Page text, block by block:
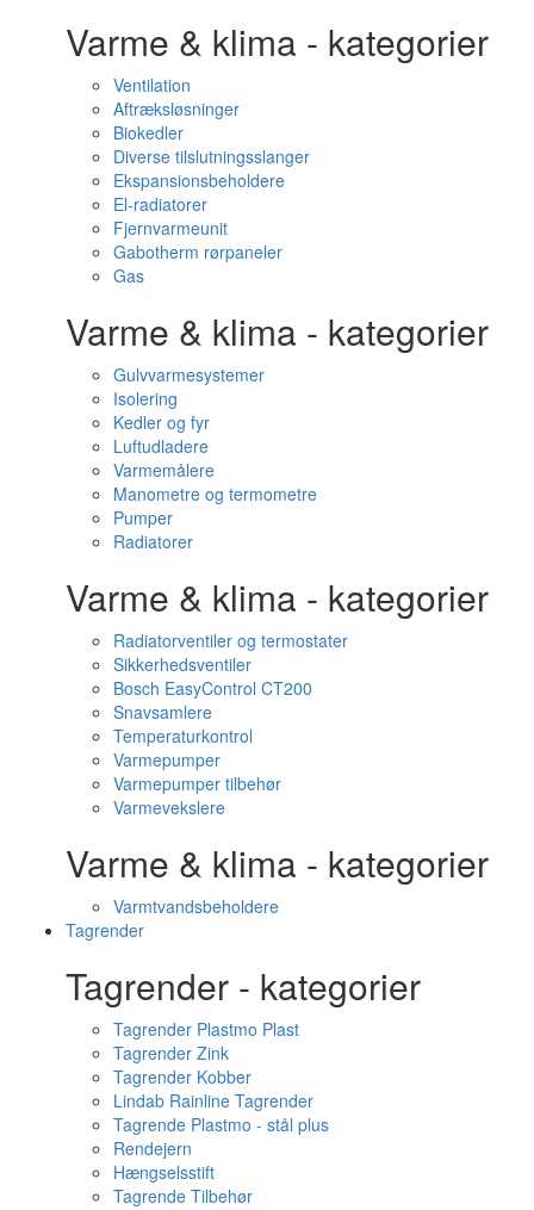
Varme & klima - kategorier
Ventilation
Aftræksløsninger
Biokedler
Diverse tilslutningsslanger
Ekspansionsbeholdere
El-radiatorer
Fjernvarmeunit
Gabotherm rørpaneler
Gas
Varme & klima - kategorier
Gulvvarmesystemer
Isolering
Kedler og fyr
Luftudladere
Varmemålere
Manometre og termometre
Pumper
Radiatorer
Varme & klima - kategorier
Radiatorventiler og termostater
Sikkerhedsventiler
Bosch EasyControl CT200
Snavsamlere
Temperaturkontrol
Varmepumper
Varmepumper tilbehør
Varmevekslere
Varme & klima - kategorier
Varmtvandsbeholdere
Tagrender
Tagrender - kategorier
Tagrender Plastmo Plast
Tagrender Zink
Tagrender Kobber
Lindab Rainline Tagrender
Tagrende Plastmo - stål plus
Rendejern
Hængselsstift
Tagrende Tilbehør